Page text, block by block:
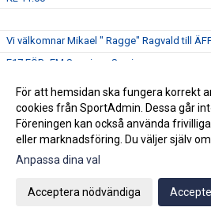
Vi välkomnar Mikael " Ragge" Ragvald till
F17 FÖR- EM Spanien - Sverige
Sommarproffsläger 2019
Vinnare i 50/50 lotteriet 11/8
ÄFF söker matchsekreterare
Klubbchefen Helena Wennerström
För att hemsidan ska fungera korrekt
cookies från SportAdmin. Dessa går
Föreningen kan också använda
eller marknadsföring. Du väljer själv
Anpassa dina val
Acceptera nödvändiga